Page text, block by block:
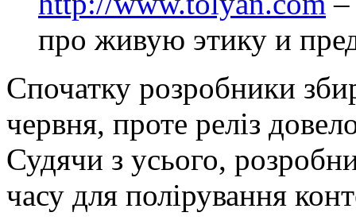
про живую этику и
Спочатку розробники
червня, проте реліз
Судячи з усього,
часу для полірування